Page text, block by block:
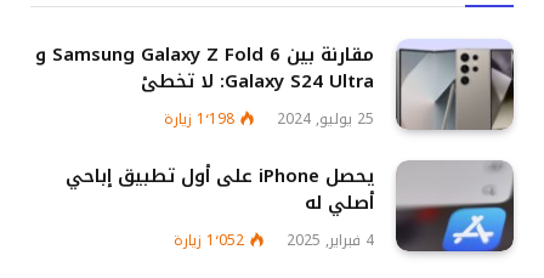
مقارنة بين Samsung Galaxy Z Fold 6 و
Galaxy S24 Ultra: لا تخطئ
25 يوليو, 2024 1٬198 زيارة
يحصل iPhone على أول تطبيق إباحي
أصلي له
4 فبراير, 2025 1٬052 زيارة